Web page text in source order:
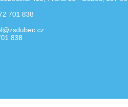
701 838
838